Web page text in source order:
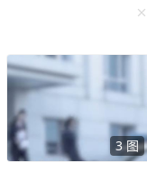
3 图